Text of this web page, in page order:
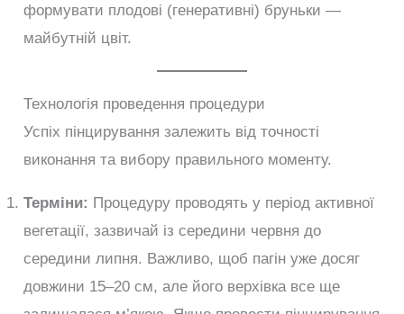
формувати плодові (генеративні) бруньки —
майбутній цвіт.
Технологія проведення процедури
Успіх пінцирування залежить від точності
виконання та вибору правильного моменту.
Терміни: Процедуру проводять у період активної
вегетації, зазвичай із середини червня до
середини липня. Важливо, щоб пагін уже досяг
довжини 15–20 см, але його верхівка все ще